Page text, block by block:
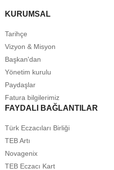
KURUMSAL
Tarihçe
Vizyon & Misyon
Başkan'dan
Yönetim kurulu
Paydaşlar
Fatura bilgilerimiz
FAYDALI BAĞLANTILAR
Türk Eczacıları Birliği
TEB Artı
Novagenix
TEB Eczacı Kart